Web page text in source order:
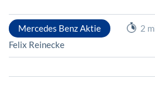
Mercedes Benz Aktie
2
Felix Reinecke